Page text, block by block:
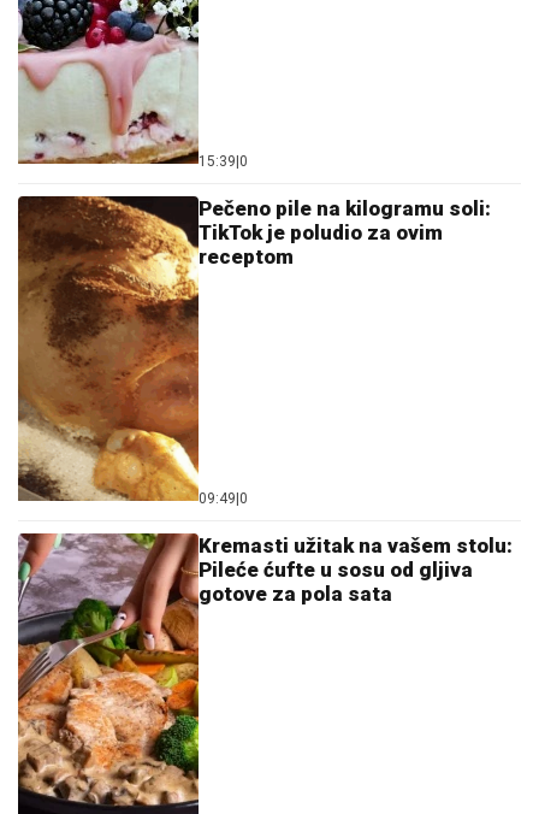
15:39 0
Pečeno pile na kilogramu soli:
TikTok je poludio za ovim
receptom
09:49 0
Kremasti užitak na vašem stolu:
Pileće ćufte u sosu od gljiva
gotove za pola sata